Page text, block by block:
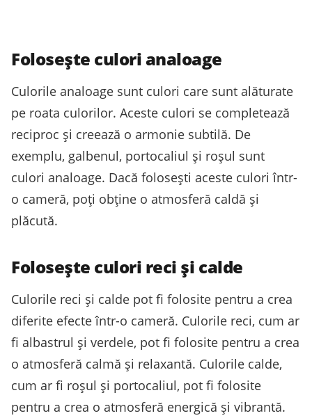
Folosește culori analoage
Culorile analoage sunt culori care sunt alăturate
pe roata culorilor. Aceste culori se completează
reciproc și creează o armonie subtilă. De
exemplu, galbenul, portocaliul și roșul sunt
culori analoage. Dacă folosești aceste culori într-
o cameră, poți obține o atmosferă caldă și
plăcută.
Folosește culori reci și calde
Culorile reci și calde pot fi folosite pentru a crea
diferite efecte într-o cameră. Culorile reci, cum ar
fi albastrul și verdele, pot fi folosite pentru a crea
o atmosferă calmă și relaxantă. Culorile calde,
cum ar fi roșul și portocaliul, pot fi folosite
pentru a crea o atmosferă energică și vibrantă.